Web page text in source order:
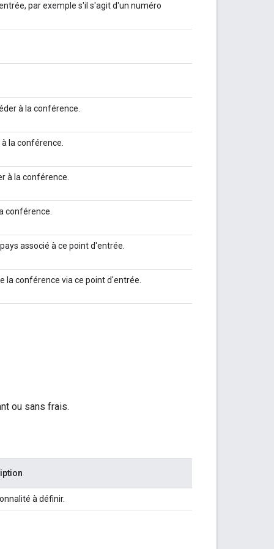
par exemple s'il s'agit d'un numéro
à la conférence.
la conférence.
à la conférence.
conférence.
associé à ce point d'entrée.
la conférence via ce point d'entrée.
ou sans frais.
à définir.